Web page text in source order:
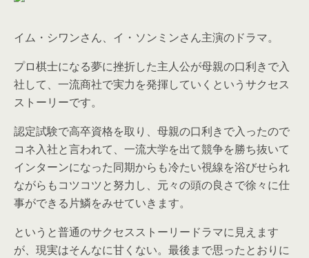
イム・シワンさん、イ・ソンミンさん主演のドラマ。
プロ棋士になる夢に挫折した主人公が母親の口利きで入
社して、一流商社で実力を発揮していくというサクセス
ストーリーです。
認定試験で高卒資格を取り、母親の口利きで入ったので
コネ入社と言われて、一流大学を出て競争を勝ち抜いて
インターンになった同期からも冷たい視線を浴びせられ
ながらもコツコツと努力し、元々の頭の良さで徐々に仕
事ができる片鱗をみせていきます。
というと普通のサクセスストーリードラマに見えます
が、現実はそんなに甘くない。最後まで思ったとおりに